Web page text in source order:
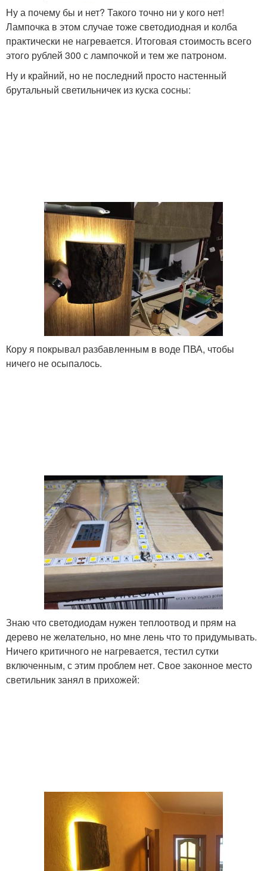
Ну а почему бы и нет? Такого точно ни у кого нет!
Лампочка в этом случае тоже светодиодная и колба
практически не нагревается. Итоговая стоимость всего
этого рублей 300 с лампочкой и тем же патроном.
Ну и крайний, но не последний просто настенный
брутальный светильничек из куска сосны:
Кору я покрывал разбавленным в воде ПВА, чтобы
ничего не осыпалось.
Знаю что светодиодам нужен теплоотвод и прям на
дерево не желательно, но мне лень что то придумывать.
Ничего критичного не нагревается, тестил сутки
включенным, с этим проблем нет. Свое законное место
светильник занял в прихожей: